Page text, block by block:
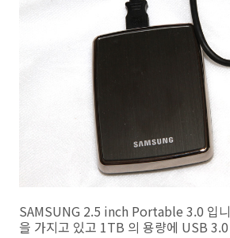
SAMSUNG 2.5 inch Portable 3.0 입
을 가지고 있고 1TB 의 용량에 USB